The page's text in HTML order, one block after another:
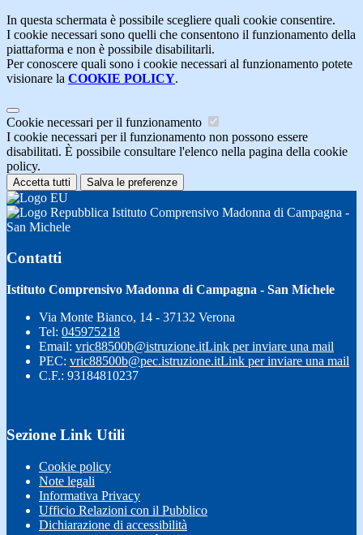
In questa schermata è possibile scegliere quali cookie consentire.
I cookie necessari sono quelli che consentono il funzionamento della
piattaforma e non è possibile disabilitarli.
Per conoscere quali sono i cookie necessari al funzionamento potete
visionare la COOKIE POLICY.
Cookie necessari per il funzionamento
I cookie necessari per il funzionamento non possono essere
disabilitati. È possibile consultare l'elenco nella pagina della cookie
policy.
Accetta tutti Salva le preferenze
Istituto Comprensivo Madonna di Campagna -
San Michele
Contatti
Istituto Comprensivo Madonna di Campagna - San Michele
Via Monte Bianco, 14 - 37132 Verona
Tel: 045975218
Email: vric88500b@istruzione.itLink per inviare una mail
PEC: vric88500b@pec.istruzione.itLink per inviare una mail
C.F.: 93184810237
Sezione Link Utili
Cookie policy
Note legali
Informativa Privacy
Ufficio Relazioni con il Pubblico
Dichiarazione di accessibilità